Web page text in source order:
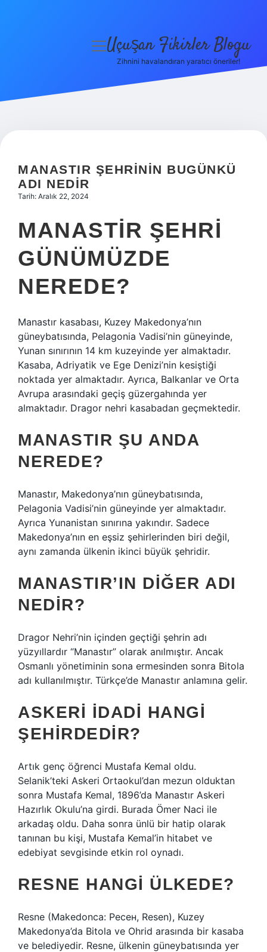
Hakkımızda
menüyü
Uçuşan Fikirler Blogu
Zihnini havalandıran yaratıcı öneriler!
MANASTIR ŞEHRININ BUGÜNKÜ
ADI NEDIR
Tarih: Aralık 22, 2024
MANASTIR ŞEHRI
GÜNÜMÜZDE
NEREDE?
Manastır kasabası, Kuzey Makedonya’nın
güneybatısında, Pelagonia Vadisi’nin güneyinde,
Yunan sınırının 14 km kuzeyinde yer almaktadır.
Kasaba, Adriyatik ve Ege Denizi’nin kesiştiği
noktada yer almaktadır. Ayrıca, Balkanlar ve Orta
Avrupa arasındaki geçiş güzergahında yer
almaktadır. Dragor nehri kasabadan geçmektedir.
MANASTIR ŞU ANDA
NEREDE?
Manastır, Makedonya’nın güneybatısında,
Pelagonia Vadisi’nin güneyinde yer almaktadır.
Ayrıca Yunanistan sınırına yakındır. Sadece
Makedonya’nın en eşsiz şehirlerinden biri değil,
aynı zamanda ülkenin ikinci büyük şehridir.
MANASTIR’IN DIĞER ADI
NEDIR?
Dragor Nehri’nin içinden geçtiği şehrin adı
yüzyıllardır “Manastır” olarak anılmıştır. Ancak
Osmanlı yönetiminin sona ermesinden sonra Bitola
adı kullanılmıştır. Türkçe’de Manastır anlamına gelir.
ASKERI İDADI HANGI
ŞEHIRDEDIR?
Artık genç öğrenci Mustafa Kemal oldu.
Selanik’teki Askeri Ortaokul’dan mezun olduktan
sonra Mustafa Kemal, 1896’da Manastır Askeri
Hazırlık Okulu’na girdi. Burada Ömer Naci ile
arkadaş oldu. Daha sonra ünlü bir hatip olarak
tanınan bu kişi, Mustafa Kemal’in hitabet ve
edebiyat sevgisinde etkin rol oynadı.
RESNE HANGI ÜLKEDE?
Resne (Makedonca: Ресен, Resen), Kuzey
Makedonya’da Bitola ve Ohrid arasında bir kasaba
ve belediyedir. Resne, ülkenin güneybatısında yer